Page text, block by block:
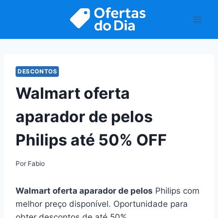
DESCONTOS
Walmart oferta
aparador de pelos
Philips até 50% OFF
Por Fabio
Walmart oferta aparador de pelos Philips com
melhor preço disponível. Oportunidade para